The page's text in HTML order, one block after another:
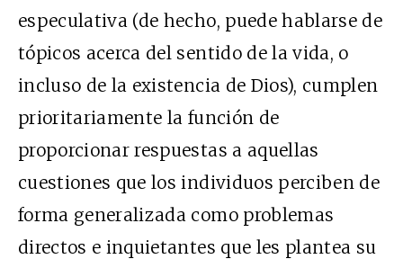
especulativa (de hecho, puede hablarse de
tópicos acerca del sentido de la vida, o
incluso de la existencia de Dios), cumplen
prioritariamente la función de
proporcionar respuestas a aquellas
cuestiones que los individuos perciben de
forma generalizada como problemas
directos e inquietantes que les plantea su